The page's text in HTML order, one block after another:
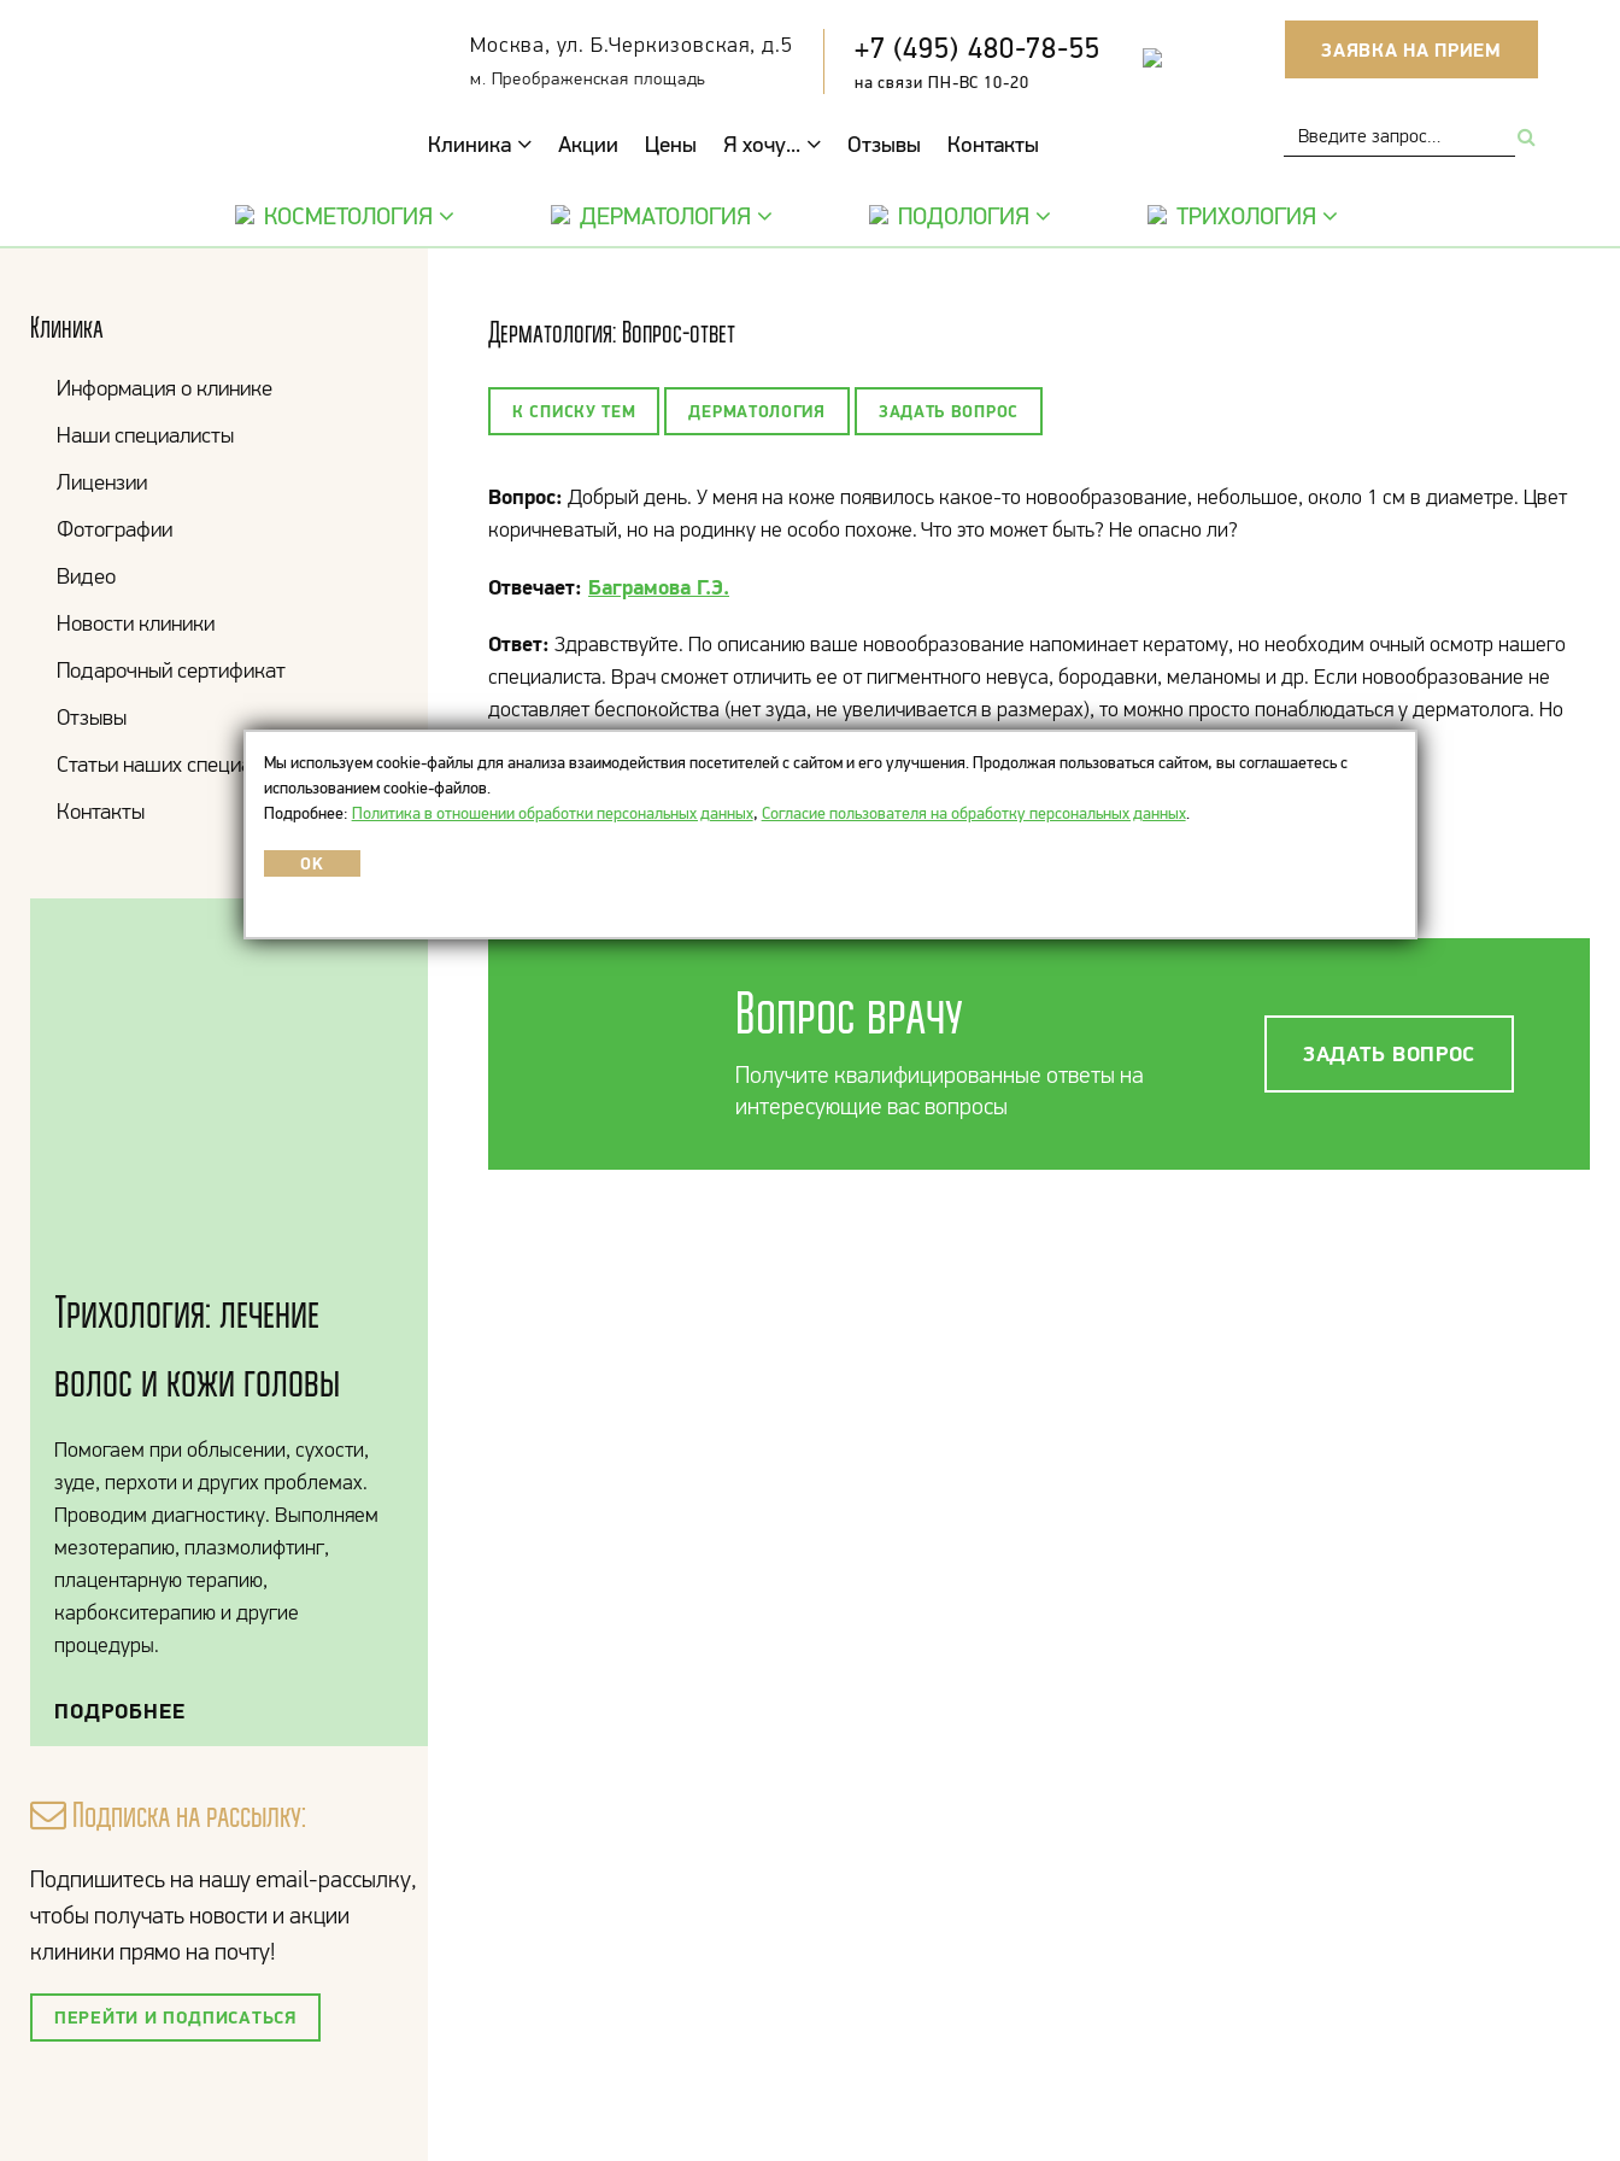
Москва, ул. Б.Черкизовская, д.5
м. Преображенская площадь
+7 (495) 480-78-55
на связи ПН-ВС 10-20
Клиника Акции Цены Я хочу... Отзывы Контакты
ЗАЯВКА НА ПРИЕМ
КОСМЕТОЛОГИЯ ДЕРМАТОЛОГИЯ ПОДОЛОГИЯ ТРИХОЛОГИЯ
Клиника
Информация о клинике
Наши специалисты
Лицензии
Фотографии
Видео
Новости клиники
Подарочный сертификат
Отзывы
Статьи наших специалистов
Контакты
Трихология: лечение
волос и кожи головы
Помогаем при облысении, сухости,
зуде, перхоти и других проблемах.
Проводим диагностику. Выполняем
мезотерапию, плазмолифтинг,
плацентарную терапию,
карбокситерапию и другие
процедуры.
ПОДРОБНЕЕ
Подписка на рассылку:
Подпишитесь на нашу email-рассылку,
чтобы получать новости и акции
клиники прямо на почту!
ПЕРЕЙТИ И ПОДПИСАТЬСЯ
Дерматология: Вопрос-ответ
К СПИСКУ ТЕМ ДЕРМАТОЛОГИЯ ЗАДАТЬ ВОПРОС
Вопрос: Добрый день. У меня на коже появилось какое-то новообразование, небольшое, около 1 см в диаметре. Цвет
коричневатый, но на родинку не особо похоже. Что это может быть? Не опасно ли?
Отвечает: Баграмова Г.Э.
Ответ: Здравствуйте. По описанию ваше новообразование напоминает кератому, но необходим очный осмотр нашего
специалиста. Врач сможет отличить ее от пигментного невуса, бородавки, меланомы и др. Если новообразование не
доставляет беспокойства (нет зуда, не увеличивается в размерах), то можно просто понаблюдаться у дерматолога. Но
Материалы по теме:
Вопрос врачу
Получите квалифицированные ответы на
интересующие вас вопросы
ЗАДАТЬ ВОПРОС
Мы используем cookie-файлы для анализа взаимодействия посетителей с сайтом и его улучшения. Продолжая пользоваться сайтом, вы соглашаетесь с
использованием cookie-файлов.
Подробнее: Политика в отношении обработки персональных данных, Согласие пользователя на обработку персональных данных.
OK